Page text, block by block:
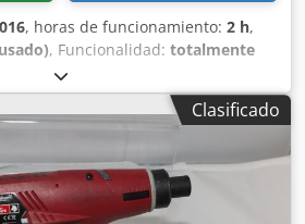
, horas de funcionamiento: 2 h,
, Funcionalidad: totalmente
máquina/vehículo:
de demostración,
funcionales: Destornillador de
de ralentí: 410 / 550 min-1
Nm Salida: 1/4" Longitud: 301 mm
Peso sin batería: 1,25 kg Otras
Clasificado